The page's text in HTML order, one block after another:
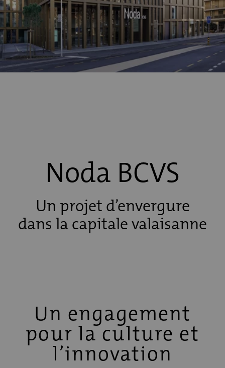
Noda BCVS
Un projet d’envergure
dans la capitale valaisanne
Un engagement
pour la culture et
l’innovation